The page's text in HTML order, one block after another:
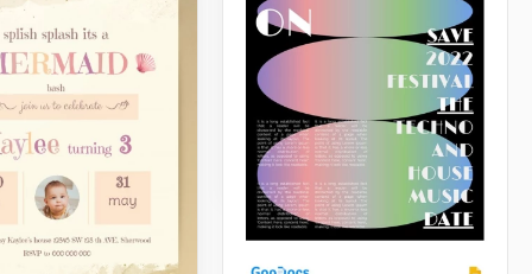
presentarte
invitación de
decorada con
Hemos
estilos de
harán que tu
luzca
dulce.
habrá en este evento este
año? ¿Comida y bebidas
deliciosas? ¿Buena música?
¿Invitados especiales?
Google Docs